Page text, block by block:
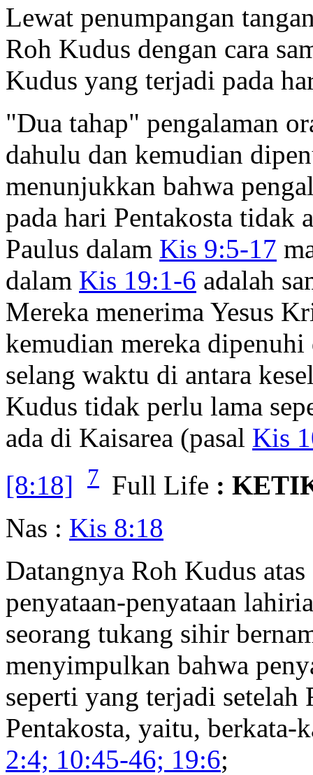
Lewat penumpangan
Roh Kudus dengan cara
Kudus yang terjadi pada
"Dua tahap" pengalaman
dahulu dan kemudian
menunjukkan bahwa
pada hari Pentakosta tidak
Paulus dalam Kis 9:5-17
dalam Kis 19:1-6 adalah
Mereka menerima Yesus
kemudian mereka
selang waktu di antara
Kudus tidak perlu lama
ada di Kaisarea (pasal Kis
[8:18]
7 Full Life :
Nas : Kis 8:18
Datangnya Roh Kudus
penyataan-penyataan
seorang tukang sihir
menyimpulkan bahwa
seperti yang terjadi
Pentakosta, yaitu, berkata-
2:4; 10:45-46; 19:6;